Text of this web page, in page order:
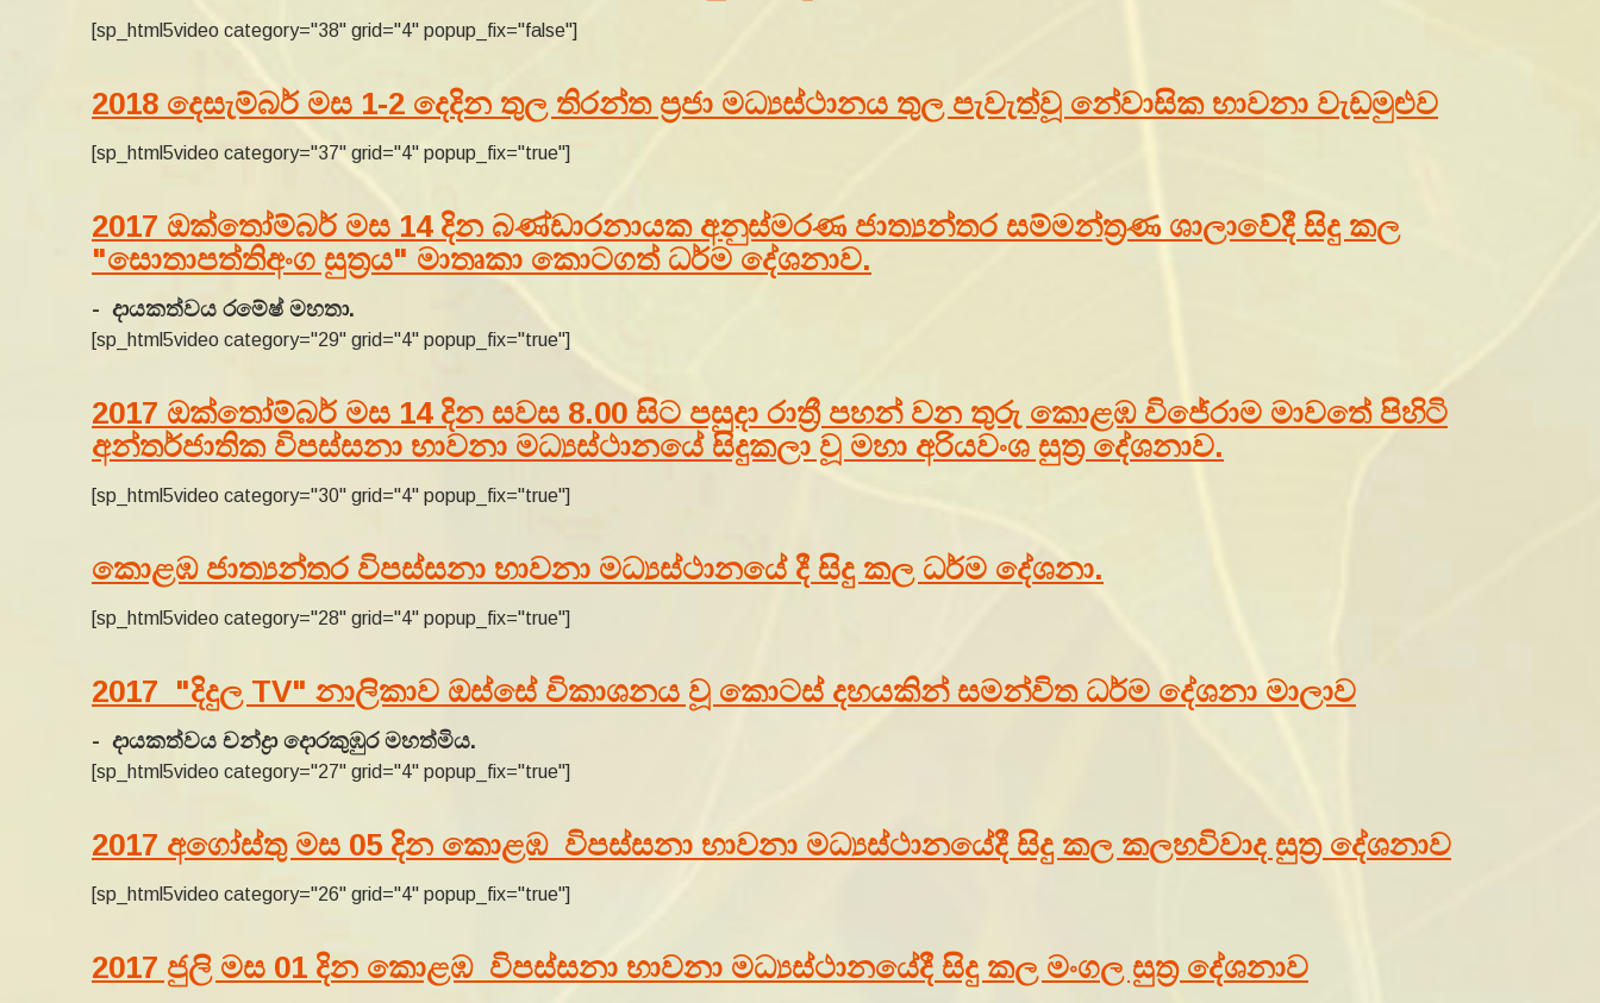
[sp_html5video category="38" grid="4" popup_fix="false"]
2018 දෙසැම්බර් මස 1-2 දෙදින තුල තිරන්ත ප්‍රජා මධ්‍යස්ථානය තුල පැවැත්වූ නේවාසික භාවනා වැඩමුළුව
[sp_html5video category="37" grid="4" popup_fix="true"]
2017 ඔක්තෝම්බර් මස 14 දින බණ්‌ඩාරනායක අනුස්‌මරණ ජාත්‍යන්තර සම්මන්ත්‍රණ ශාලාවේදී සිදු කල
"සොතාපත්තිඅංග සුත්‍රය" මාතෘකා කොටගත් ධර්ම දේශනාව.
- දායකත්වය රමේෂ් මහතා.
[sp_html5video category="29" grid="4" popup_fix="true"]
2017 ඔක්තෝම්බර් මස 14 දින සවස 8.00 සිට පසුදා රාත්‍රී පහන් වන තුරු කොළඹ විජේරාම මාවතේ පිහිටි
අන්තර්ජාතික විපස්සනා භාවනා මධ්‍යස්ථානයේ සිදුකලා වූ මහා අරියවංශ සුත්‍ර දේශනාව.
[sp_html5video category="30" grid="4" popup_fix="true"]
කොළඹ ජාත්‍යන්තර විපස්සනා භාවනා මධ්‍යස්ථානයේ දී සිදු කල ධර්ම දේශනා.
[sp_html5video category="28" grid="4" popup_fix="true"]
2017 "දිදුල TV" නාලිකාව ඔස්සේ විකාශනය වූ කොටස් දහයකින් සමන්විත ධර්ම දේශනා මාලාව
- දායකත්වය චන්ද්‍රා දොරකුඹුර මහත්මිය.
[sp_html5video category="27" grid="4" popup_fix="true"]
2017 අගෝස්තු මස 05 දින කොළඹ විපස්සනා භාවනා මධ්‍යස්ථානයේදී සිදු කල කලහවිවාද සුත්‍ර දේශනාව
[sp_html5video category="26" grid="4" popup_fix="true"]
2017 ජුලි මස 01 දින කොළඹ විපස්සනා භාවනා මධ්‍යස්ථානයේදී සිදු කල මංගල සුත්‍ර දේශනාව